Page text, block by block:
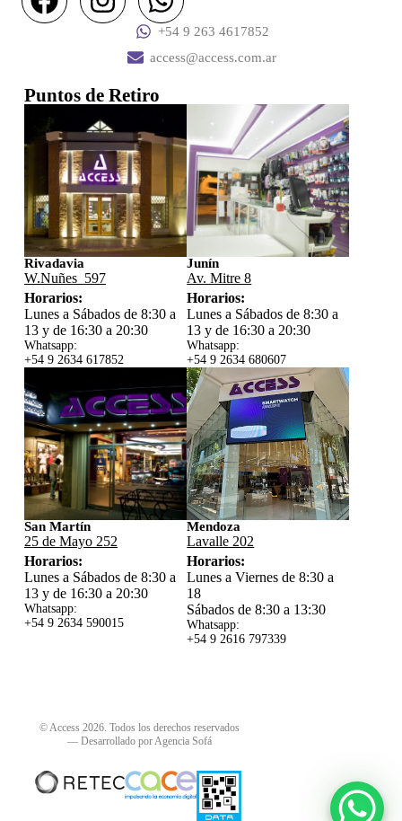
+54 9 263 4617852
access@access.com.ar
Puntos de Retiro
Rivadavia
W.Nuñes 597
Horarios:
Lunes a Sábados de 8:30 a
13 y de 16:30 a 20:30
Whatsapp:
+54 9 2634 617852
Junín
Av. Mitre 8
Horarios:
Lunes a Sábados de 8:30 a
13 y de 16:30 a 20:30
Whatsapp:
+54 9 2634 680607
San Martín
25 de Mayo 252
Horarios:
Lunes a Sábados de 8:30 a
13 y de 16:30 a 20:30
Whatsapp:
+54 9 2634 590015
Mendoza
Lavalle 202
Horarios:
Lunes a Viernes de 8:30 a
18
Sábados de 8:30 a 13:30
Whatsapp:
+54 9 2616 797339
© Access 2026. Todos los derechos reservados
— Desarrollado por Agencia Sofá